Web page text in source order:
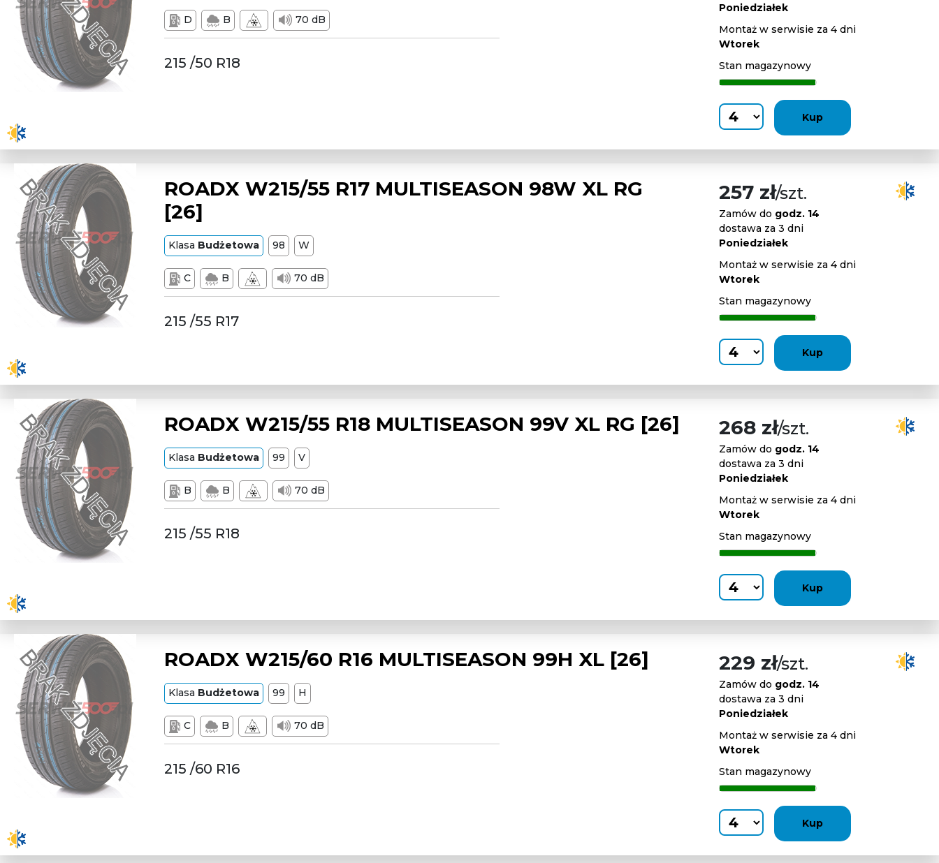
D B 70 dB
215 /50 R18
Poniedziałek
Montaż w serwisie za 4 dni
Wtorek
Stan magazynowy
Kup
ROADX W215/55 R17 MULTISEASON 98W XL RG
[26]
Klasa Budżetowa 98 W
C B 70 dB
215 /55 R17
257 zł/szt.
Zamów do godz. 14
dostawa za 3 dni
Poniedziałek
Montaż w serwisie za 4 dni
Wtorek
Stan magazynowy
Kup
ROADX W215/55 R18 MULTISEASON 99V XL RG [26]
Klasa Budżetowa 99 V
B B 70 dB
215 /55 R18
268 zł/szt.
Zamów do godz. 14
dostawa za 3 dni
Poniedziałek
Montaż w serwisie za 4 dni
Wtorek
Stan magazynowy
Kup
ROADX W215/60 R16 MULTISEASON 99H XL [26]
Klasa Budżetowa 99 H
C B 70 dB
215 /60 R16
229 zł/szt.
Zamów do godz. 14
dostawa za 3 dni
Poniedziałek
Montaż w serwisie za 4 dni
Wtorek
Stan magazynowy
Kup